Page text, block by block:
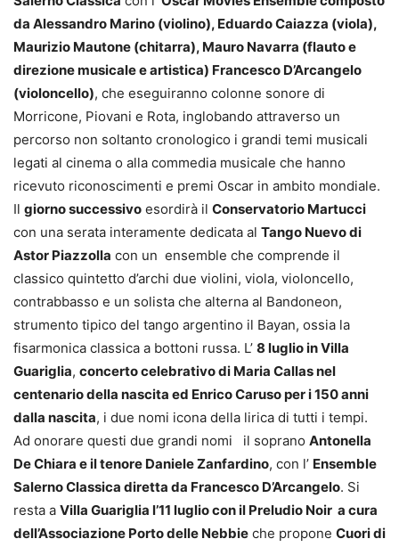
da Alessandro Marino (violino), Eduardo Caiazza (viola),
Maurizio Mautone (chitarra), Mauro Navarra (flauto e
direzione musicale e artistica) Francesco D’Arcangelo
(violoncello), che eseguiranno colonne sonore di
Morricone, Piovani e Rota, inglobando attraverso un
percorso non soltanto cronologico i grandi temi musicali
legati al cinema o alla commedia musicale che hanno
ricevuto riconoscimenti e premi Oscar in ambito mondiale.
Il giorno successivo esordirà il Conservatorio Martucci
con una serata interamente dedicata al Tango Nuevo di
Astor Piazzolla con un ensemble che comprende il
classico quintetto d’archi due violini, viola, violoncello,
contrabbasso e un solista che alterna al Bandoneon,
strumento tipico del tango argentino il Bayan, ossia la
fisarmonica classica a bottoni russa. L’ 8 luglio in Villa
Guariglia, concerto celebrativo di Maria Callas nel
centenario della nascita ed Enrico Caruso per i 150 anni
dalla nascita, i due nomi icona della lirica di tutti i tempi.
Ad onorare questi due grandi nomi il soprano Antonella
De Chiara e il tenore Daniele Zanfardino, con l’ Ensemble
Salerno Classica diretta da Francesco D’Arcangelo. Si
resta a Villa Guariglia l’11 luglio con il Preludio Noir a cura
dell’Associazione Porto delle Nebbie che propone Cuori di